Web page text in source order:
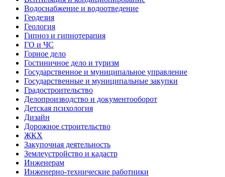
Водоснабжение и водоотведение
Геодезия
Геология
Гипноз и гипнотерапия
ГО и ЧС
Горное дело
Гостиничное дело и туризм
Государственное и муниципальное управление
Государственные и муниципальные закупки
Градостроительство
Делопроизводство и документооборот
Детская психология
Дизайн
Дорожное строительство
ЖКХ
Закупочная деятельность
Землеустройство и кадастр
Инженерам
Инженерно-технические работники